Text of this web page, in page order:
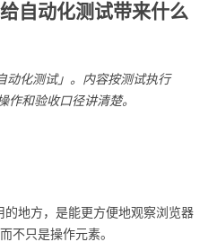
自动化测试带来什么
动化测试」。内容按测试执行
作和验收口径讲清楚。
地方，是能更方便地观察浏览器
不只是操作元素。